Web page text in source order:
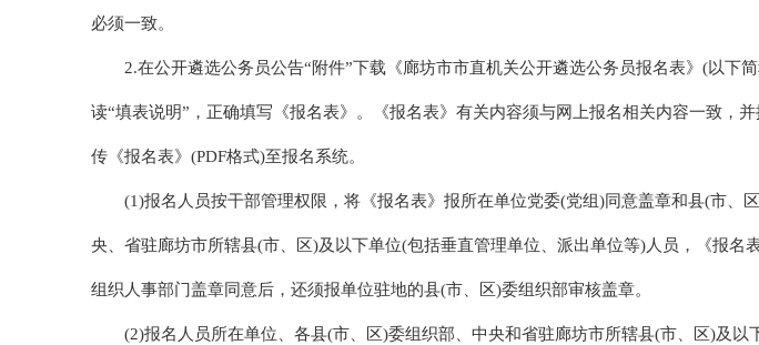
必须一致。
2.在公开遴选公务员公告“附件”下载《廊坊市市直机关公开遴选公务员报名表》(以下
读“填表说明”，正确填写《报名表》。《报名表》有关内容须与网上报名相关内容一致，
传《报名表》(PDF格式)至报名系统。
(1)报名人员按干部管理权限，将《报名表》报所在单位党委(党组)同意盖章和县(市、
央、省驻廊坊市所辖县(市、区)及以下单位(包括垂直管理单位、派出单位等)人员，《报名
组织人事部门盖章同意后，还须报单位驻地的县(市、区)委组织部审核盖章。
(2)报名人员所在单位、各县(市、区)委组织部、中央和省驻廊坊市所辖县(市、区)及以